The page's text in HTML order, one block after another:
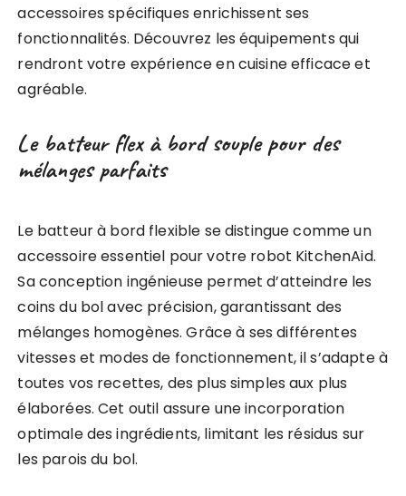
accessoires spécifiques enrichissent ses
fonctionnalités. Découvrez les équipements qui
rendront votre expérience en cuisine efficace et
agréable.
Le batteur flex à bord souple pour des
mélanges parfaits
Le batteur à bord flexible se distingue comme un
accessoire essentiel pour votre robot KitchenAid.
Sa conception ingénieuse permet d’atteindre les
coins du bol avec précision, garantissant des
mélanges homogènes. Grâce à ses différentes
vitesses et modes de fonctionnement, il s’adapte à
toutes vos recettes, des plus simples aux plus
élaborées. Cet outil assure une incorporation
optimale des ingrédients, limitant les résidus sur
les parois du bol.